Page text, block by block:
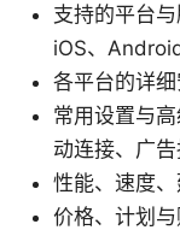
支持的平台
iOS、
各平台的详细
常用设置与
动连接、广告
性能、速度
价格、计划